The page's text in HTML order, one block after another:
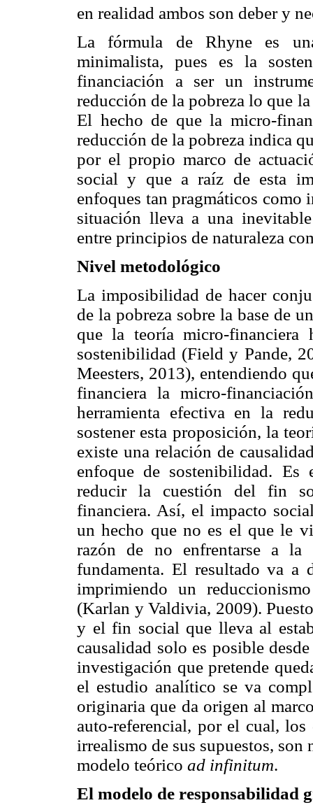
en realidad ambos son deber y
La fórmula de Rhyne es
minimalista, pues es la
financiación a ser un
reducción de la pobreza lo que
El hecho de que la micro-
reducción de la pobreza indica
por el propio marco de
social y que a raíz de esta
enfoques tan pragmáticos
situación lleva a una
entre principios de naturaleza
Nivel metodológico
La imposibilidad de hacer
de la pobreza sobre la base de
que la teoría micro-financiera
sostenibilidad (Field y Pande,
Meesters, 2013), entendiendo
financiera la micro-
herramienta efectiva en la
sostener esta proposición, la
existe una relación de
enfoque de sostenibilidad. Es
reducir la cuestión del fin
financiera. Así, el impacto
un hecho que no es el que le
razón de no enfrentarse a la
fundamenta. El resultado va a
imprimiendo un
(Karlan y Valdivia, 2009).
y el fin social que lleva al
causalidad solo es posible
investigación que pretende
el estudio analítico se va
originaria que da origen al
auto-referencial, por el cual,
irrealismo de sus supuestos, son
modelo teórico ad infinitum.
El modelo de responsabilidad